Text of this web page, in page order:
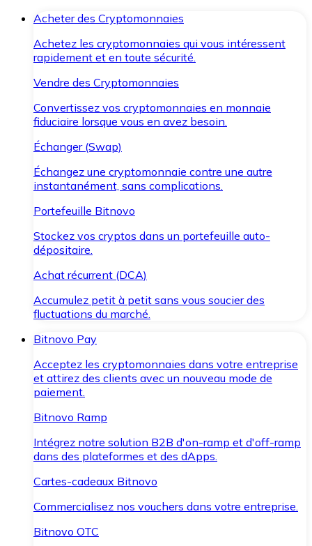
Acheter des Cryptomonnaies
Achetez les cryptomonnaies qui vous intéressent
rapidement et en toute sécurité.
Vendre des Cryptomonnaies
Convertissez vos cryptomonnaies en monnaie
fiduciaire lorsque vous en avez besoin.
Échanger (Swap)
Échangez une cryptomonnaie contre une autre
instantanément, sans complications.
Portefeuille Bitnovo
Stockez vos cryptos dans un portefeuille auto-
dépositaire.
Achat récurrent (DCA)
Accumulez petit à petit sans vous soucier des
fluctuations du marché.
Bitnovo Pay
Acceptez les cryptomonnaies dans votre entreprise
et attirez des clients avec un nouveau mode de
paiement.
Bitnovo Ramp
Intégrez notre solution B2B d'on-ramp et d'off-ramp
dans des plateformes et des dApps.
Cartes-cadeaux Bitnovo
Commercialisez nos vouchers dans votre entreprise.
Bitnovo OTC